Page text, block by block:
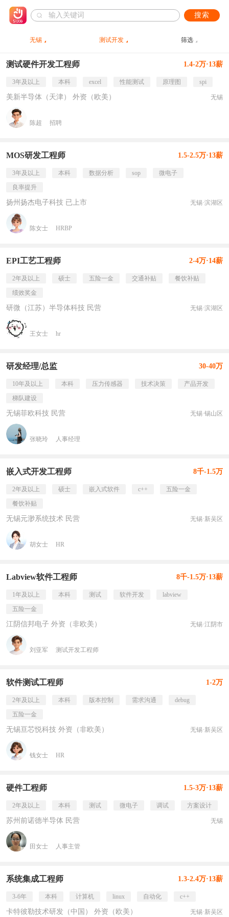
搜索
无锡 测试开发 筛选
测试硬件开发工程师 1.4-2万·13薪
3年及以上 本科 excel 性能测试 原理图 spi
美新半导体（天津） 外资（欧美） 无锡
陈超 招聘
MOS研发工程师 1.5-2.5万·13薪
3年及以上 本科 数据分析 sop
微电子
良率提升
扬州扬杰电子科技 已上市 无锡·滨湖区
陈女士 HRBP
EPI工艺工程师 2-4万·14薪
2年及以上 硕士 五险一金 交通补贴
餐饮补贴
绩效奖金
研微（江苏）半导体科技 民营 无锡·滨湖区
王女士 hr
研发经理/总监 30-40万
10年及以上 本科 压力传感器 技术决策
产品开发
梯队建设
无锡菲欧科技 民营 无锡·锡山区
张晓玲 人事经理
嵌入式开发工程师 8千-1.5万
2年及以上 硕士 嵌入式软件 c++
五险一金
餐饮补贴
无锡元渺系统技术 民营 无锡·新吴区
胡女士 HR
Labview软件工程师 8千-1.5万·13薪
1年及以上 本科 测试 软件开发
labview
五险一金
江阴信邦电子 外资（非欧美） 无锡·江阴市
刘亚军 测试开发工程师
软件测试工程师 1-2万
2年及以上 本科 版本控制 需求沟通
debug
五险一金
无锡亘芯悦科技 外资（非欧美） 无锡·新吴区
钱女士 HR
硬件工程师 1.5-3万·13薪
2年及以上 本科 测试 微电子 调试 方案设计
苏州前诺德半导体 民营 无锡
田女士 人事主管
系统集成工程师 1.3-2.4万·13薪
3-6年 本科 计算机 linux 自动化 c++
卡特彼勒技术研发（中国） 外资（欧美） 无锡·新吴区